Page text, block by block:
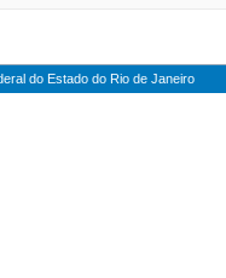
do Estado do Rio de Janeiro